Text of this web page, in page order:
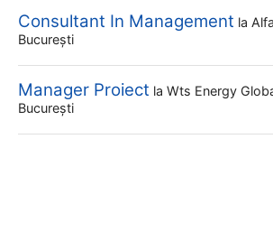
Consultant In Management la
București
Manager Proiect la Wts Energy
București